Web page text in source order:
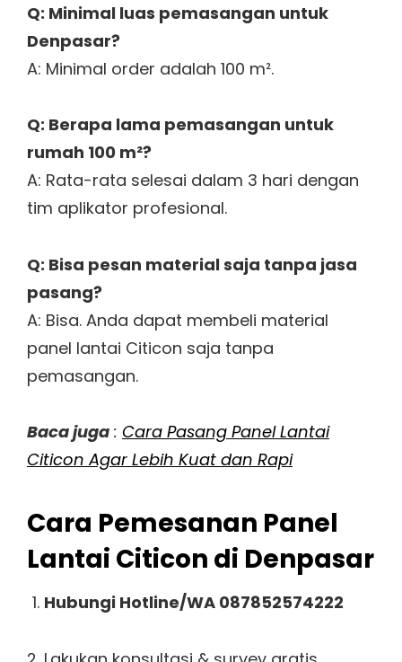
Q: Minimal luas pemasangan untuk
Denpasar?
A: Minimal order adalah 100 m².
Q: Berapa lama pemasangan untuk
rumah 100 m²?
A: Rata-rata selesai dalam 3 hari dengan
tim aplikator profesional.
Q: Bisa pesan material saja tanpa jasa
pasang?
A: Bisa. Anda dapat membeli material
panel lantai Citicon saja tanpa
pemasangan.
Baca juga : Cara Pasang Panel Lantai
Citicon Agar Lebih Kuat dan Rapi
Cara Pemesanan Panel
Lantai Citicon di Denpasar
Hubungi Hotline/WA 087852574222